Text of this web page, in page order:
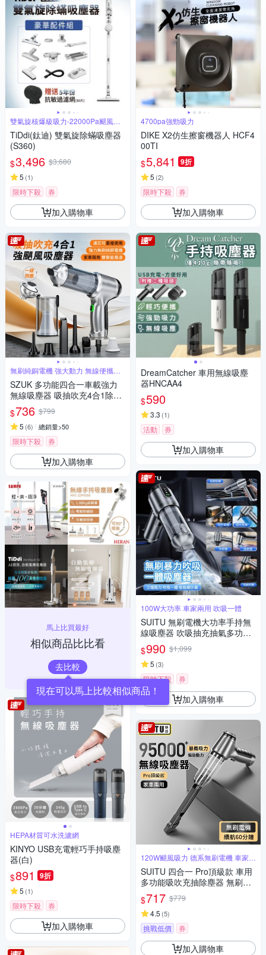
雙氣旋核爆級吸力-22000Pa颶風橫
掃
TiDdi(鈦迪) 雙氣旋除蟎吸塵器
(S360)
$3,496 $3,680
5 (1)
限時下殺 券
加入購物車
無刷純銅電機 強大動力 無線便攜車
家兩用
SZUK 多功能四合一車載強力
無線吸塵器 吸抽吹充4合1除塵
器 家車兩用手持吹氣機 充氣機
抽氣機
$736 $799
5 (6) 總銷量>50
限時下殺 券
加入購物車
馬上比買最好
相似商品比比看
去比較
HEPA材質可水洗濾網
KINYO USB充電輕巧手持吸塵
器(白)
$891 9折
5 (1)
限時下殺 券
加入購物車
4700pa強勁吸力
DIKE X2仿生擦窗機器人 HCF4
00TI
$5,841 9折
5 (2)
限時下殺 券
加入購物車
DreamCatcher 車用無線吸塵
器HNCAA4
$590
3.3 (1)
活動 券
加入購物車
100W大功率 車家兩用 吹吸一體
SUITU 無刷電機大功率手持無
線吸塵器 吹吸抽充抽氣多功能
除塵器 數顯車載吹塵器 車家寵
三用
$990 $1,099
5 (3)
限時下殺 券
加入購物車
120W颶風吸力 德系無刷電機 車家兩
SUITU 四合一 Pro頂級款 車用
多功能吸吹充抽除塵器 無刷電
機家車兩用吸塵器 汽車吹氣機
打氣機
$717 $779
4.5 (5)
挑戰低價 券
加入購物車